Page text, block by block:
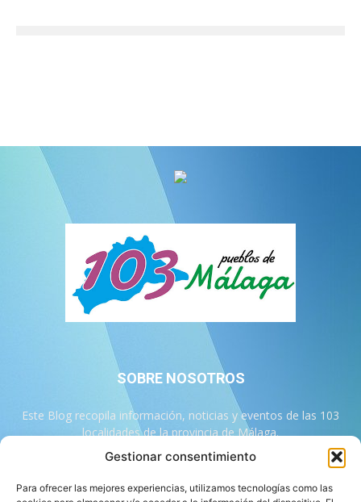
Gestionar consentimiento
Para ofrecer las mejores experiencias, utilizamos tecnologías como las
SOBRE NOSOTROS
Este Blog recopila información, noticias y eventos de las 103
localidades de la provincia de Málaga.
Contáctanos: info@103malaga.com